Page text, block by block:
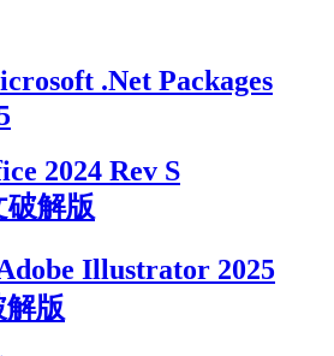
.Net Packages
2024 Rev S
破解版
Illustrator 2025
解版